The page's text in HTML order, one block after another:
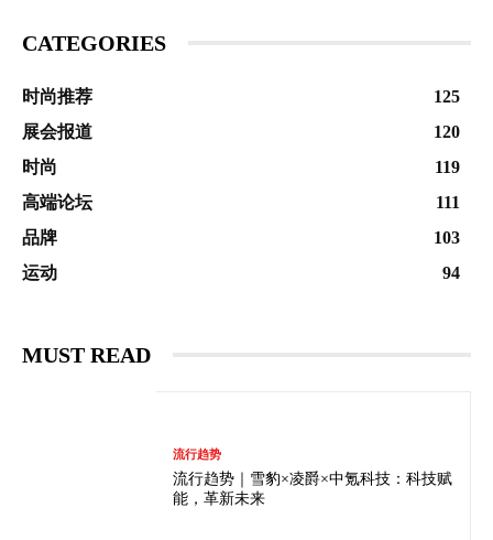
CATEGORIES
时尚推荐
125
展会报道
120
时尚
119
高端论坛
111
品牌
103
运动
94
MUST READ
流行趋势
流行趋势｜雪豹×凌爵×中氪科技：科技赋
能，革新未来